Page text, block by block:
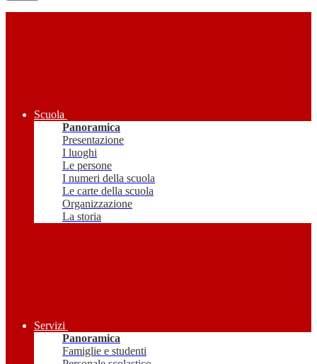
Scuola
Panoramica
Presentazione
I luoghi
Le persone
I numeri della scuola
Le carte della scuola
Organizzazione
La storia
Servizi
Panoramica
Famiglie e studenti